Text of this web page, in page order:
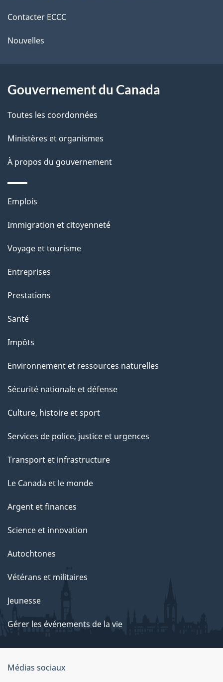
s
d
l
a
p
a
g
e
ce
site
Contacter ECCC
Nouvelles
Gouvernement du Canada
Toutes les coordonnées
Ministères et organismes
À propos du gouvernement
Thèmes
sujets
Emplois
Immigration et citoyenneté
Voyage et tourisme
Entreprises
Prestations
Santé
Impôts
Environnement et ressources naturelles
Sécurité nationale et défense
Culture, histoire et sport
Services de police, justice et urgences
Transport et infrastructure
Le Canada et le monde
Argent et finances
Science et innovation
Autochtones
Vétérans et militaires
Jeunesse
Gérer les événements de la vie
Organisation
Médias sociaux